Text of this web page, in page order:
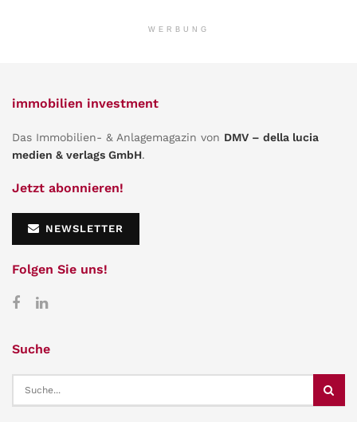
WERBUNG
immobilien investment
Das Immobilien- & Anlagemagazin von DMV – della lucia
medien & verlags GmbH.
Jetzt abonnieren!
NEWSLETTER
Folgen Sie uns!
Suche